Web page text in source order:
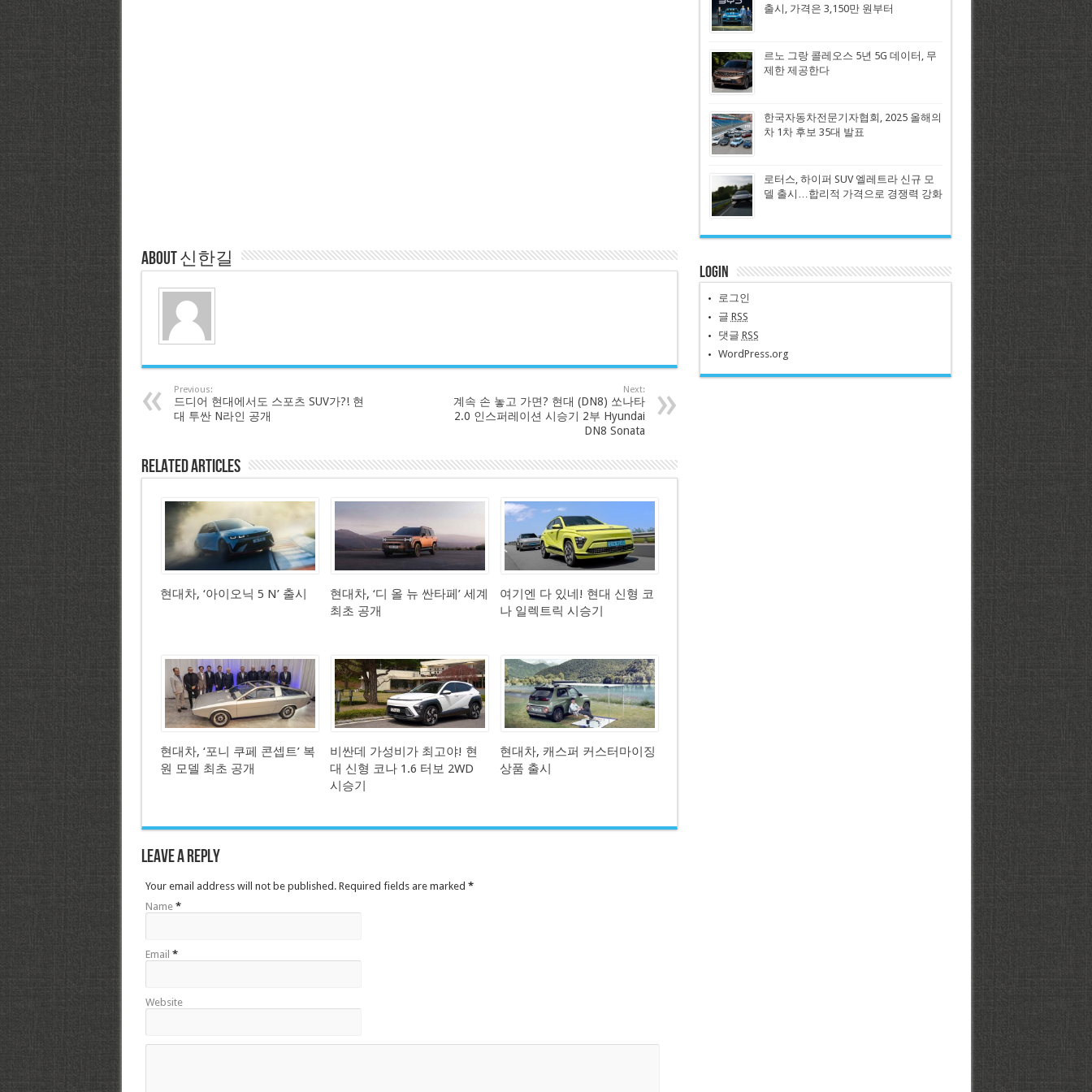
About 신한길
Previous:
드디어 현대에서도 스포츠 SUV가?! 현
대 투싼 N라인 공개
Next:
계속 손 놓고 가면? 현대 (DN8) 쏘나타
2.0 인스퍼레이션 시승기 2부 Hyundai
DN8 Sonata
Related Articles
현대차, ‘아이오닉 5 N’ 출시
현대차, ‘디 올 뉴 싼타페’ 세계
최초 공개
여기엔 다 있네! 현대 신형 코
나 일렉트릭 시승기
현대차, ‘포니 쿠페 콘셉트’ 복
원 모델 최초 공개
비싼데 가성비가 최고야! 현
대 신형 코나 1.6 터보 2WD
시승기
현대차, 캐스퍼 커스터마이징
상품 출시
Leave a Reply
Your email address will not be published. Required fields are marked *
Name *
Email *
Website
출시, 가격은 3,150만 원부터
르노 그랑 콜레오스 5년 5G 데이터, 무
제한 제공한다
한국자동차전문기자협회, 2025 올해의
차 1차 후보 35대 발표
로터스, 하이퍼 SUV 엘레트라 신규 모
델 출시…합리적 가격으로 경쟁력 강화
Login
로그인
글 RSS
댓글 RSS
WordPress.org